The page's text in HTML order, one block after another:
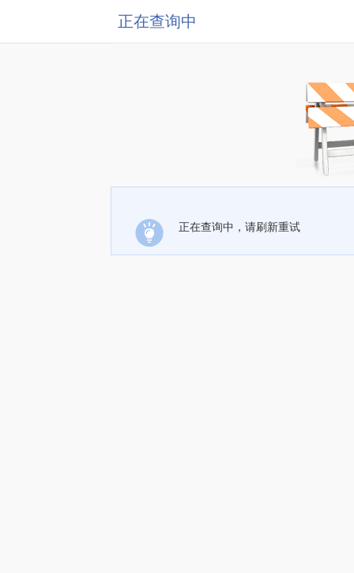
正在查询中
正在查询中，请刷新重试